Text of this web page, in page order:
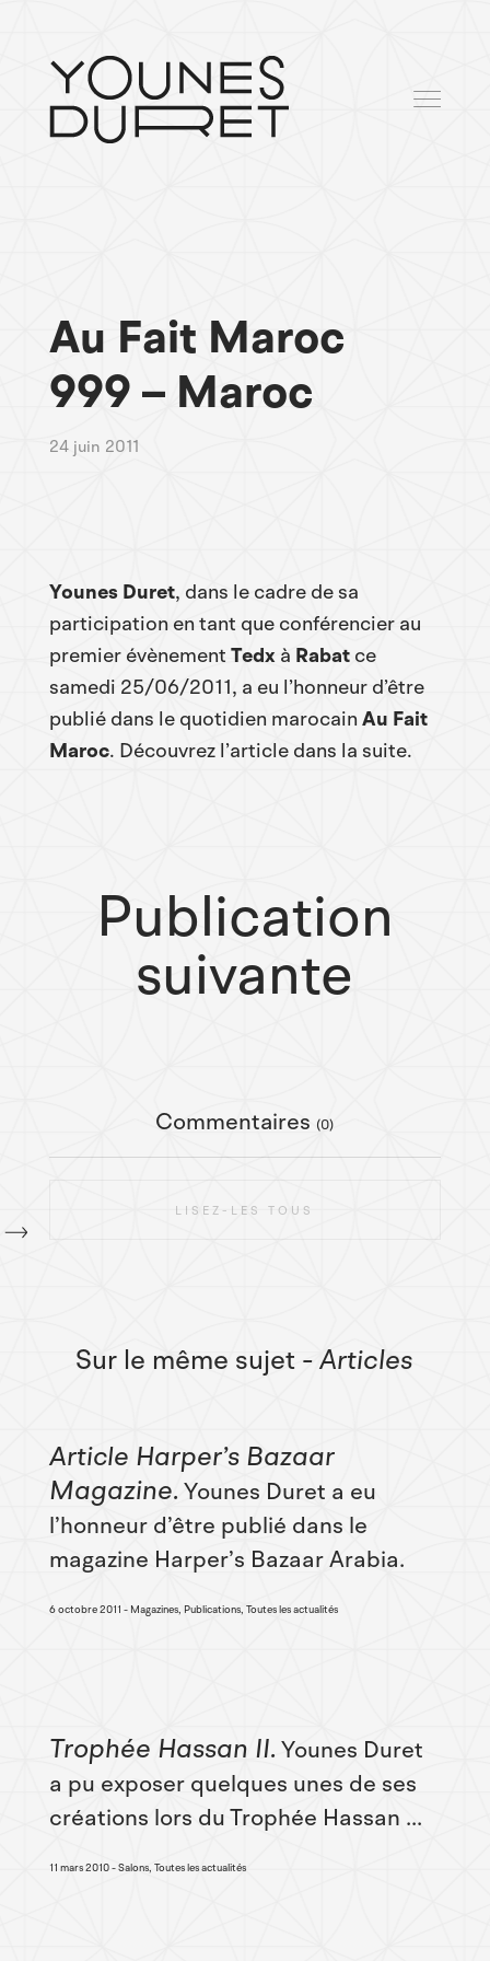
Au Fait Maroc
999 – Maroc
24 juin 2011
Younes Duret, dans le cadre de sa
participation en tant que conférencier au
premier évènementTedxà Rabatce
samedi 25/06/2011, a eu l’honneur d’être
publié dans le quotidien marocainAu Fait
Maroc. Découvrez l’article dans la suite.
Publication
suivante
Commentaires (0)
LISEZ-LES TOUS
Sur le même sujet - Articles
Article Harper’s Bazaar
Magazine Younes Duret a eu
l’honneur d’être publié dans le
magazine Harper’s Bazaar Arabia.
6 octobre 2011 Magazines, Publications, Toutes les actualités
Trophée Hassan II Younes Duret
a pu exposer quelques unes de ses
créations lors du Trophée Hassan ...
11 mars 2010 Salons, Toutes les actualités